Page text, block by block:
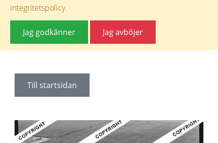
integritetspolicy.
Jag godkänner Jag avböjer
Till startsidan